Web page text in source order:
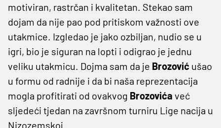
motiviran, rastrčan i kvalitetan. Stekao sam
dojam da nije pao pod pritiskom važnosti ove
utakmice. Izgledao je jako ozbiljan, nudio se u
igri, bio je siguran na lopti i odigrao je jednu
veliku utakmicu. Dojma sam da je Brozović ušao
u formu od radnije i da bi naša reprezentacija
mogla profitirati od ovakvog Brozovića već
sljedeći tjedan na završnom turniru Lige nacija u
Nizozemskoj.